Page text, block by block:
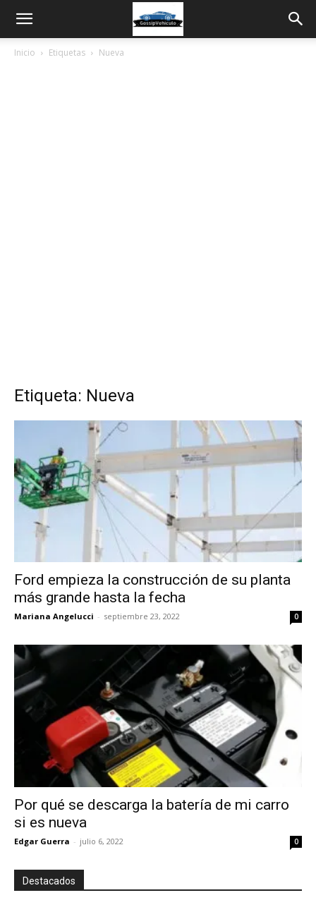
Inicio Etiquetas Nueva
Etiqueta: Nueva
Ford empieza la construcción de su planta
más grande hasta la fecha
Mariana Angelucci - septiembre 23, 2022 0
Por qué se descarga la batería de mi carro
si es nueva
Edgar Guerra - julio 6, 2022 0
Destacados